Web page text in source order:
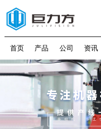
首页 产品 公司 资讯